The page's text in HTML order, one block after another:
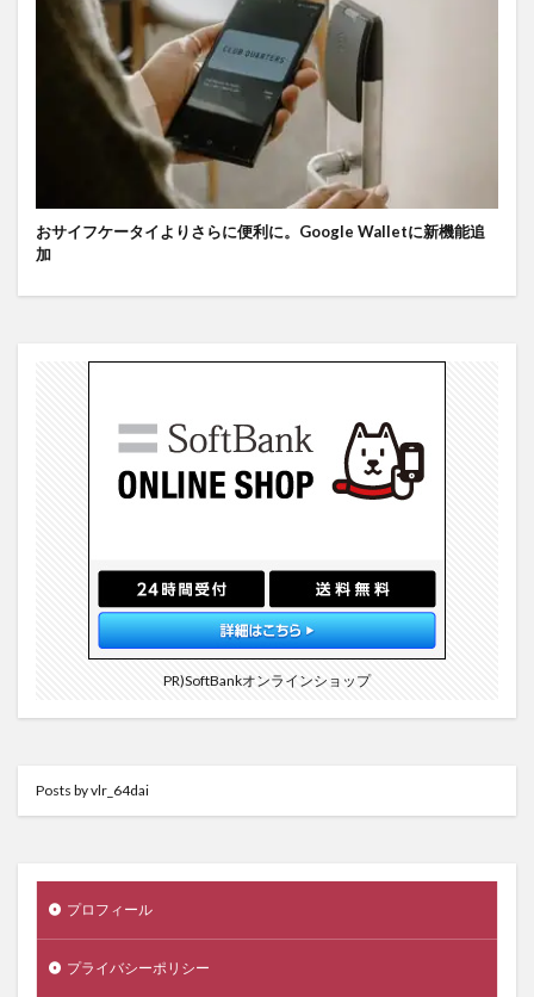
おサイフケータイよりさらに便利に。Google Walletに新機能追
加
PR)SoftBankオンラインショップ
Posts by vlr_64dai
プロフィール
プライバシーポリシー